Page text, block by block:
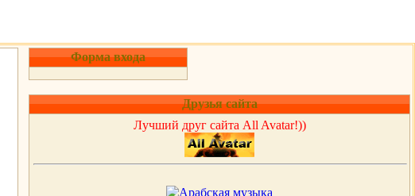
Форма входа
Друзья сайта
Лучший друг сайта All Avatar!))